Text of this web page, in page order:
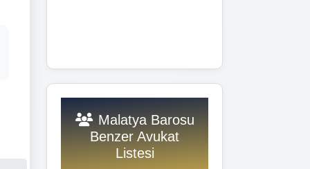
Malatya Barosu
Benzer Avukat
Listesi